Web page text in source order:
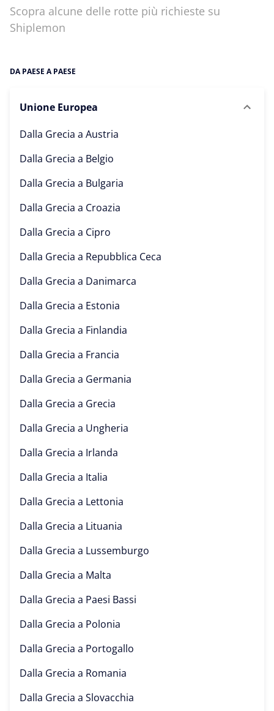
Scopra alcune delle rotte più richieste su
Shiplemon
DA PAESE A PAESE
Unione Europea
Dalla Grecia a Austria
Dalla Grecia a Belgio
Dalla Grecia a Bulgaria
Dalla Grecia a Croazia
Dalla Grecia a Cipro
Dalla Grecia a Repubblica Ceca
Dalla Grecia a Danimarca
Dalla Grecia a Estonia
Dalla Grecia a Finlandia
Dalla Grecia a Francia
Dalla Grecia a Germania
Dalla Grecia a Grecia
Dalla Grecia a Ungheria
Dalla Grecia a Irlanda
Dalla Grecia a Italia
Dalla Grecia a Lettonia
Dalla Grecia a Lituania
Dalla Grecia a Lussemburgo
Dalla Grecia a Malta
Dalla Grecia a Paesi Bassi
Dalla Grecia a Polonia
Dalla Grecia a Portogallo
Dalla Grecia a Romania
Dalla Grecia a Slovacchia